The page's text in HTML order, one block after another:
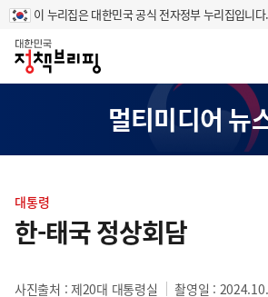
이 누리집은 대한민국 공식 전자정부 누리집입니다.
홈
멀티미디어 뉴
텐
츠
영
역
대통령
한-태국 정상회담
사진출처 : 제20대 대통령실
촬영일 :